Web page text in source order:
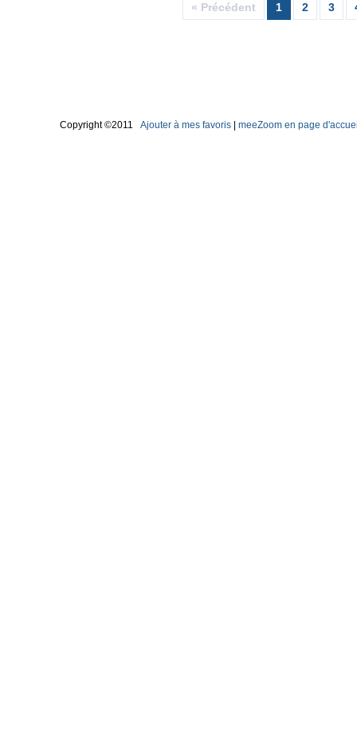
3
2
1
« Précédent
Copyright ©2011 Ajouter à mes favoris meeZoom en page